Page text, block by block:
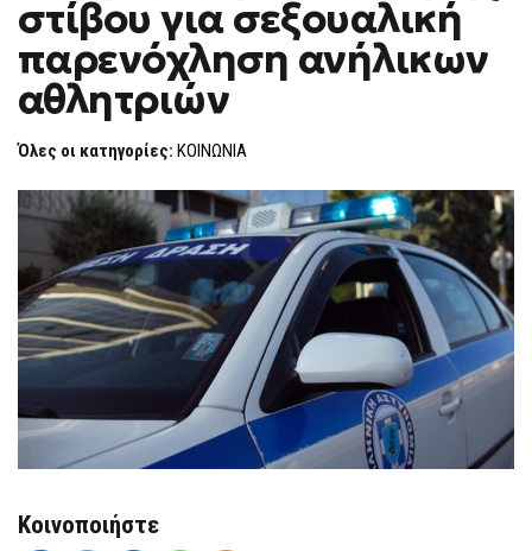
ΣΤΊΒΟΥ
ΓΙΑ
ΣΕΞΟΥΑΛΙΚΉ
ΠΑΡΕΝΌΧΛΗΣΗ
στίβου για σεξουαλική
παρενόχληση ανήλικων
αθλητριών
Όλες οι κατηγορίες: ΚΟΙΝΩΝΙΑ
Κοινοποιήστε